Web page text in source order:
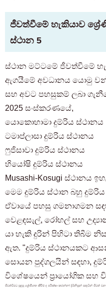
ජීවත්වීමේ හැකියාව
ස්ථාන 5
ස්ථාන මට්ටමේ ජීවත්වීමේ
ඇගයීමේ අවධානය යොමු
සහ අවට පහසුකම් ලබා
2025 සංස්කරණයේ,
යොකොහාමා දුම්රිය ස්ථානය
ටමාප්ලාසා දුම්රිය ස්ථානය
ෆුජිසාවා දුම්රිය ස්ථානය
හියෝෂි දුම්රිය ස්ථානය
Musashi-Kosugi ස්ථානය
මෙම දුම්රිය ස්ථාන බහු දුම්රිය
ඒවායේ පහසු ගමනාගමන
වෙළඳසැල්, රෝහල් සහ
යා හැකි දුරින් පිහිටා තිබීම
ඇත. "දුම්රිය ස්ථානයකට
සොයන පුද්ගලයින් සඳහා,
විශේෂයෙන් ප්‍රායෝගික සහ
ජීවත්වීමට සුදුසු ශ්‍රේණිගත කිරීම් ද පරීක්ෂා කරන්න! [මිනිසුන් සතුටින් ජීවත්